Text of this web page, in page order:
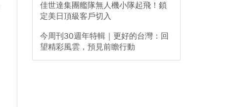
佳世達集團艦隊無人機小隊起飛！鎖
定美日頂級客戶切入
今周刊30週年特輯｜更好的台灣：回
望精彩風雲，預見前瞻行動